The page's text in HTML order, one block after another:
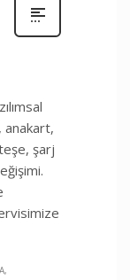
anakart,
şarj